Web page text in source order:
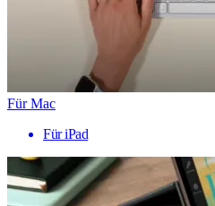
Für Mac
Für iPad